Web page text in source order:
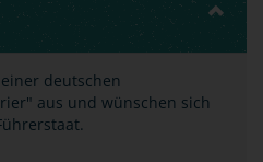
deutschen
aus und wünschen sich